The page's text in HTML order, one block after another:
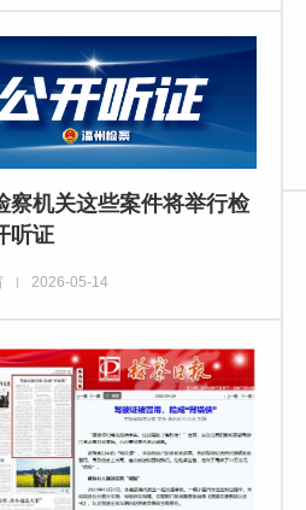
察机关这些案件将举行检
听证
| 2026-05-14